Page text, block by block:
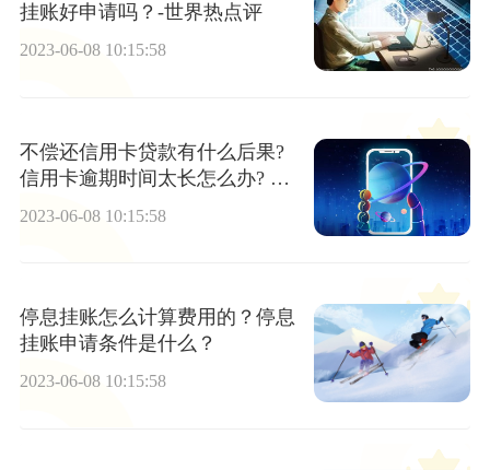
挂账好申请吗？-世界热点评
2023-06-08 10:15:58
不偿还信用卡贷款有什么后果?
信用卡逾期时间太长怎么办? 播
2023-06-08 10:15:58
停息挂账怎么计算费用的？停息
挂账申请条件是什么？
2023-06-08 10:15:58